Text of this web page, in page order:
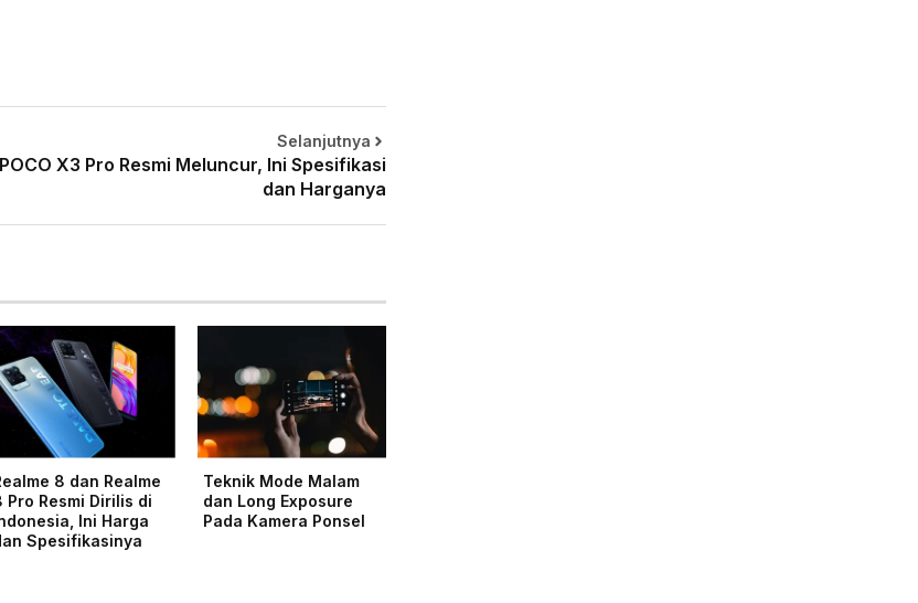
Selanjutnya
POCO X3 Pro Resmi Meluncur, Ini Spesifikasi
dan Harganya
8 dan Realme
Pro Resmi Dirilis di
Ini Harga
Spesifikasinya
Teknik Mode Malam
dan Long Exposure
Pada Kamera Ponsel